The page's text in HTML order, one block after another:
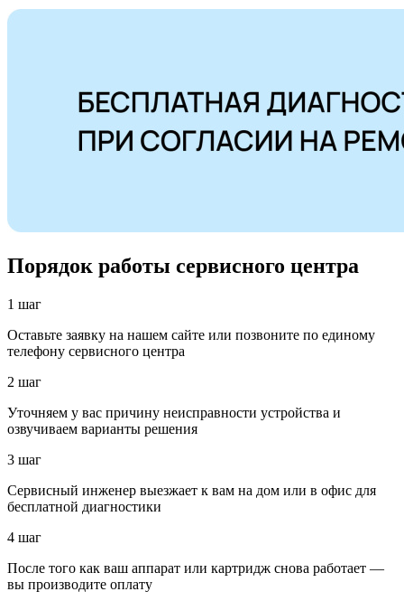
Порядок работы сервисного центра
1 шаг
Оставьте заявку на нашем сайте или позвоните по единому
телефону сервисного центра
2 шаг
Уточняем у вас причину неисправности устройства и
озвучиваем варианты решения
3 шаг
Сервисный инженер выезжает к вам на дом или в офис для
бесплатной диагностики
4 шаг
После того как ваш аппарат или картридж снова работает —
вы производите оплату